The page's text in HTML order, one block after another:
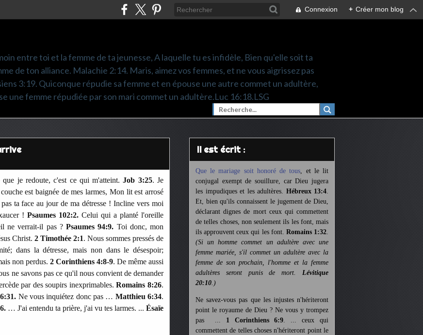
Connexion + Créer mon blog
entre toi et la femme de ta jeunesse, A laquelle tu es infidèle, Bien qu'elle soit ta
de ton alliance. Malachie 2:14. Maris, aimez vos femmes, et ne vous aigrissez pas
3:19. Quiconque répudie sa femme et en épouse une autre commet un adultère,
une femme répudiée par son mari commet un adultère.Luc 16:18.LSG
je redoute, c'est ce qui m'atteint. Job 3:25. Je
est baignée de mes larmes, Mon lit est arrosé
ta face au jour de ma détresse ! Incline vers moi
! Psaumes 102:2.Celui qui a planté l'oreille
ne verrait-il pas ? Psaumes 94:9. Toi donc, mon
Christ. 2 Timothée 2:1. Nous sommes pressés de
dans la détresse, mais non dans le désespoir;
non perdus. 2 Corinthiens 4:8-9. De même aussi
ne savons pas ce qu'il nous convient de demander
par des soupirs inexprimables. Romains 8:26.
Ne vous inquiétez donc pas … Matthieu 6:34.
… J'ai entendu ta prière, j'ai vu tes larmes. ... Ésaïe
Il est écrit :
Que le mariage soit honoré de tous, et le lit
conjugal exempt de souillure, car Dieu jugera
les impudiques et les adultères. Hébreux 13:4.
Et, bien qu'ils connaissent le jugement de Dieu,
déclarant dignes de mort ceux qui commettent
de telles choses, non seulement ils les font, mais
ils approuvent ceux qui les font. Romains 1:32.
(Si un homme commet un adultère avec une
femme mariée, s'il commet un adultère avec la
femme de son prochain, l'homme et la femme
adultères seront punis de mort. Lévitique
20:10.)
Ne savez-vous pas que les injustes n'hériteront
point le royaume de Dieu ? Ne vous y trompez
pas ... 1 Corinthiens 6:9. ... ceux qui
commettent de telles choses n'hériteront point le